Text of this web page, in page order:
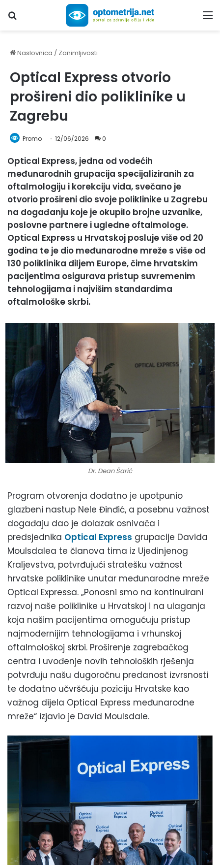
Upiši traženi pojam...
Naslovnica / Zanimljivosti
Optical Express otvorio
prošireni dio poliklinike u
Zagrebu
Promo 12/06/2026 0
Optical Express, jedna od vodećih
međunarodnih grupacija specijaliziranih za
oftalmologiju i korekciju vida, svečano je
otvorio prošireni dio svoje poliklinike u Zagrebu
na događanju koje je okupilo brojne uzvanike,
poslovne partnere i ugledne oftalmologe.
Optical Express u Hrvatskoj posluje više od 20
godina te je dio međunarodne mreže s više od
130 poliklinika diljem Europe, čime hrvatskim
pacijentima osigurava pristup suvremenim
tehnologijama i najvišim standardima
oftalmološke skrbi.
Dr. Dean Šarić
Program otvorenja dodatno je upotpunio
glazbeni nastup Nele Đinđić, a posebnu važnost
događaju dao je dolazak osnivača i
predsjednika Optical Express grupacije Davida
Moulsdalea te članova tima iz Ujedinjenog
Kraljevstva, potvrđujući stratešku važnost
hrvatske poliklinike unutar međunarodne mreže
Optical Expressa. „Ponosni smo na kontinuirani
razvoj naše poliklinike u Hrvatskoj i na ulaganja
koja našim pacijentima omogućuju pristup
najmodernijim tehnologijama i vrhunskoj
oftalmološkoj skrbi. Proširenje zagrebačkog
centra i uvođenje novih tehnoloških rješenja
potvrđuju našu dugoročnu predanost izvrsnosti
te dodatno učvršćuju poziciju Hrvatske kao
važnog dijela Optical Express međunarodne
mreže“ izjavio je David Moulsdale.